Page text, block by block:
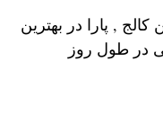
, پارا در بهترین
در طول روز